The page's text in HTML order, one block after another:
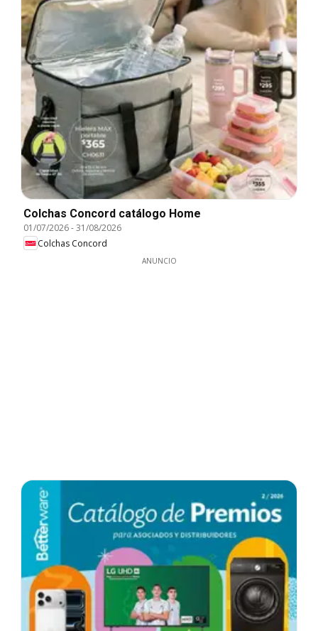
Colchas Concord catálogo Home
01/07/2026-31/08/2026
Colchas Concord
ANUNCIO